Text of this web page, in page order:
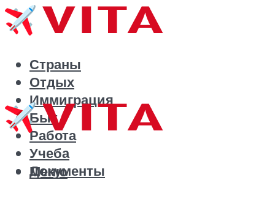
Страны
Отдых
Иммиграция
Быт
Работа
Учеба
Документы
Меню